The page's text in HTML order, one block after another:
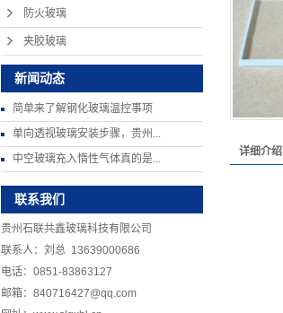
防火玻璃
夹胶玻璃
新闻动态
简单来了解钢化玻璃温控事项
单向透视玻璃安装步骤，贵州...
中空玻璃充入惰性气体真的是...
联系我们
贵州石联共鑫玻璃科技有限公司
联系人：刘总 13639000686
电话：0851-83863127
邮箱：840716427@qq.com
详细介绍